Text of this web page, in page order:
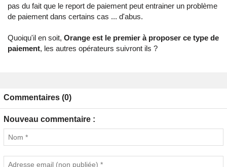
pas du fait que le report de paiement peut entrainer un problème
de paiement dans certains cas ... d'abus.
Quoiqu'il en soit, Orange est le premier à proposer ce type de
paiement, les autres opérateurs suivront ils ?
Commentaires (0)
Nouveau commentaire :